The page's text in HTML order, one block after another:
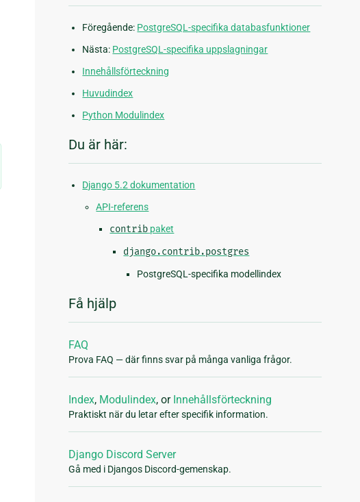
Föregående: PostgreSQL-specifika databasfunktioner
Nästa: PostgreSQL-specifika uppslagningar
Innehållsförteckning
Huvudindex
Python Modulindex
Du är här:
Django 5.2 dokumentation
API-referens
contrib paket
django.contrib.postgres
PostgreSQL-specifika modellindex
Få hjälp
FAQ
Prova FAQ — där finns svar på många vanliga frågor.
Index, Modulindex, or Innehållsförteckning
Praktiskt när du letar efter specifik information.
Django Discord Server
Gå med i Djangos Discord-gemenskap.